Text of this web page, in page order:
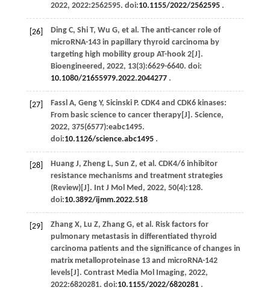
2022, 2022:2562595. doi:10.1155/2022/2562595.
[26] Ding C, Shi T, Wu G, et al . The anti-cancer role of
microRNA-143 in papillary thyroid carcinoma by
targeting high mobility group AT-hook 2[J].
Bioengineered , 2022, 13(3):6629-6640. doi:
10.1080/21655979.2022.2044277.
[27] Fassl A, Geng Y, Sicinski P. CDK4 and CDK6 kinases:
From basic science to cancer therapy[J]. Science,
2022, 375(6577):eabc1495.
doi:10.1126/science.abc1495.
[28] Huang J, Zheng L, Sun Z, et al . CDK4/6 inhibitor
resistance mechanisms and treatment strategies
(Review)[J]. Int J Mol Med , 2022, 50(4):128.
doi:10.3892/ijmm.2022.518
[29] Zhang X, Lu Z, Zhang G, et al . Risk factors for
pulmonary metastasis in differentiated thyroid
carcinoma patients and the significance of changes in
matrix metalloproteinase 13 and microRNA-142
levels[J]. Contrast Media Mol Imaging, 2022,
2022:6820281. doi:10.1155/2022/6820281.